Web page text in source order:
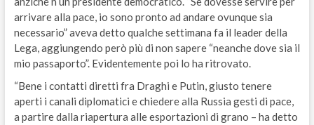
arrivare alla pace, io sono pronto ad andare ovunque sia
necessario” aveva detto qualche settimana fa il leader della
Lega, aggiungendo però più di non sapere “neanche dove sia il
mio passaporto”. Evidentemente poi lo ha ritrovato.
“Bene i contatti diretti fra Draghi e Putin, giusto tenere
aperti i canali diplomatici e chiedere alla Russia gesti di pace,
a partire dalla riapertura alle esportazioni di grano – ha detto